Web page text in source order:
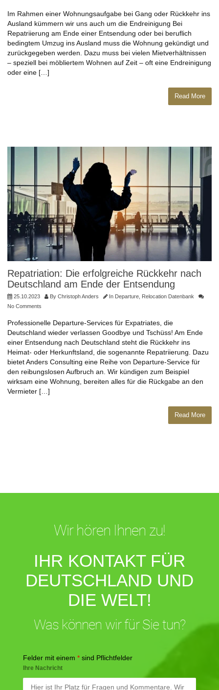
Im Rahmen einer Wohnungsaufgabe bei Gang oder Rückkehr ins
Ausland kümmern wir uns auch um die Endreinigung Bei
Repatriierung am Ende einer Entsendung oder bei beruflich
bedingtem Umzug ins Ausland muss die Wohnung gekündigt und
zurückgegeben werden. Dazu muss bei vielen Mietverhältnissen
– speziell bei möbliertem Wohnen auf Zeit – oft eine Endreinigung
oder eine […]
Read More
Repatriation: Die erfolgreiche Rückkehr nach
Deutschland am Ende der Entsendung
25.10.2023 By Christoph Anders In Departure Relocation Datenbank
No Comments
Professionelle Departure-Services für Expatriates, die
Deutschland wieder verlassen Goodbye und Tschüss! Am Ende
einer Entsendung nach Deutschland steht die Rückkehr ins
Heimat- oder Herkunftsland, die sogenannte Repatriierung. Dazu
bietet Anders Consulting eine Reihe von Departure-Service für
den reibungslosen Aufbruch an. Wir kündigen zum Beispiel
wirksam eine Wohnung, bereiten alles für die Rückgabe an den
Vermieter […]
Read More
Wir hören Ihnen zu!
IHR KONTAKT FÜR
DEUTSCHLAND UND
DIE WELT!
Was können wir für Sie tun?
Felder mit einem * sind Pflichtfelder
Ihre Nachricht